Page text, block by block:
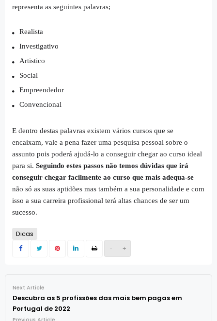
- +
representa as seguintes palavras;
Realista
Investigativo
Artistico
Social
Empreendedor
Convencional
E dentro destas palavras existem vários cursos que se
encaixam, vale a pena fazer uma pesquisa pessoal sobre o
assunto pois poderá ajudá-lo a conseguir chegar ao curso ideal
para si. Seguindo estes passos não temos dúvidas que irá
conseguir chegar facilmente ao curso que mais adequa-se
não só as suas aptidões mas também a sua personalidade e com
isso a sua carreira profissional terá altas chances de ser um
sucesso.
Dicas
Next Article
Descubra as 5 profissões das mais bem pagas em
Portugal de 2022